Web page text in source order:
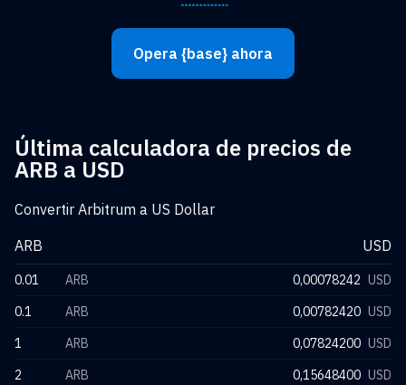
Opera {base} ahora
Última calculadora de precios de
ARB a USD
Convertir Arbitrum a US Dollar
ARB
USD
0.01 ARB 0,00078242 USD
0.1
ARB 0,00782420 USD
1
ARB 0,07824200 USD
2
ARB 0,15648400 USD